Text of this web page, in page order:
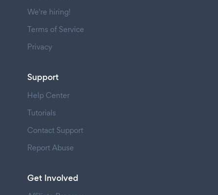
We're hiring!
Terms of Service
Privacy
Support
Help Center
Tutorials
Contact Support
Report Abuse
Get Involved